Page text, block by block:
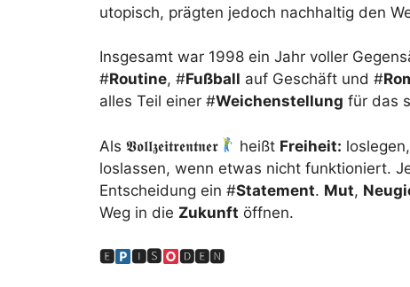
utopisch, prägten jedoch nachhaltig den
Insgesamt war 1998 ein Jahr voller
#Routine, #Fußball auf Geschäft und #
alles Teil einer #Weichenstellung für das
Als 𝖁𝖔𝖑𝖑𝖟𝖊𝖎𝖙𝖗𝖊𝖓𝖙𝖓𝖊𝖗 heißt Freiheit:
loslassen, wenn etwas nicht funktioniert.
Entscheidung ein #Statement. Mut,
Weg in die Zukunft öffnen.
🅴 🅸🆂 🅳🅴🅽